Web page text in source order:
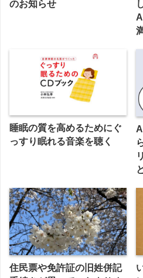
のお知らせ
睡眠の質を高めるためにぐ
っすり眠れる音楽を聴く
住民票や免許証の旧姓併記